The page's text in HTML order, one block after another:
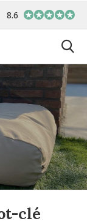
tissus Fabriqué
8.6
clé